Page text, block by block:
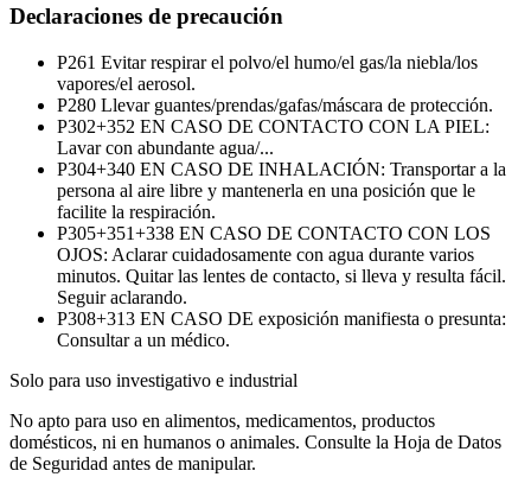
Declaraciones de precaución
P261 Evitar respirar el polvo/el humo/el gas/la niebla/los
vapores/el aerosol.
P280 Llevar guantes/prendas/gafas/máscara de protección.
P302+352 EN CASO DE CONTACTO CON LA PIEL:
Lavar con abundante agua/...
P304+340 EN CASO DE INHALACIÓN: Transportar a la
persona al aire libre y mantenerla en una posición que le
facilite la respiración.
P305+351+338 EN CASO DE CONTACTO CON LOS
OJOS: Aclarar cuidadosamente con agua durante varios
minutos. Quitar las lentes de contacto, si lleva y resulta fácil.
Seguir aclarando.
P308+313 EN CASO DE exposición manifiesta o presunta:
Consultar a un médico.
Solo para uso investigativo e industrial
No apto para uso en alimentos, medicamentos, productos
domésticos, ni en humanos o animales. Consulte la Hoja de Datos
de Seguridad antes de manipular.